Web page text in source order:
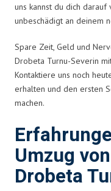
uns kannst du dich
unbeschädigt an deinem
Spare Zeit, Geld und
Drobeta Turnu-Severin
Kontaktiere uns noch
erhalten und den ersten
machen.
Umzug
Drobeta